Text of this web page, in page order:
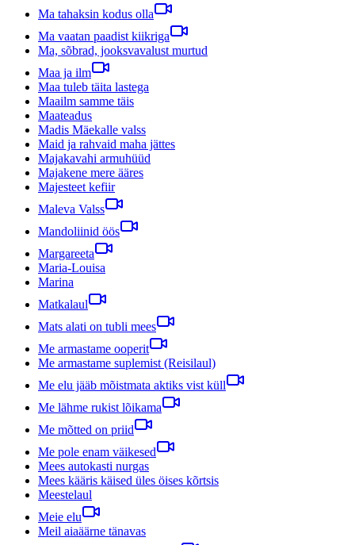
Ma tahaksin kodus olla
Ma vaatan paadist kiikriga
Ma, sõbrad, jooksvavalust murtud
Maa ja ilm
Maa tuleb täita lastega
Maailm samme täis
Maateadus
Madis Mäekalle valss
Maid ja rahvaid maha jättes
Majakavahi armuhüüd
Majakene mere ääres
Majesteet kefiir
Maleva Valss
Mandoliinid öös
Margareeta
Maria-Louisa
Marina
Matkalaul
Mats alati on tubli mees
Me armastame ooperit
Me armastame suplemist (Reisilaul)
Me elu jääb mõistmata aktiks vist küll
Me lähme rukist lõikama
Me mõtted on priid
Me pole enam väikesed
Mees autokasti nurgas
Mees kääris käised üles öises kõrtsis
Meestelaul
Meie elu
Meil aiaäärne tänavas